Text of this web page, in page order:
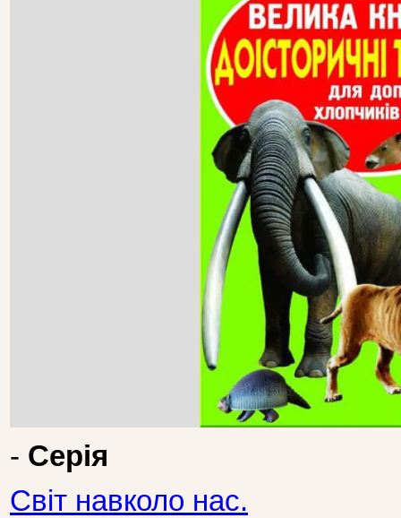
- Серія
Світ навколо нас.